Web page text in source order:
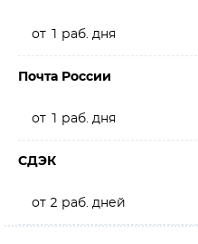
от 1 раб. дня
Почта России
от 1 раб. дня
СДЭК
от 2 раб. дней